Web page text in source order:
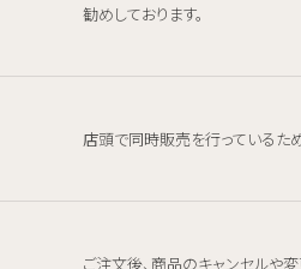
勧めしております。
店頭で同時販売を行っているた
ご注文後、商品のキャンセルや